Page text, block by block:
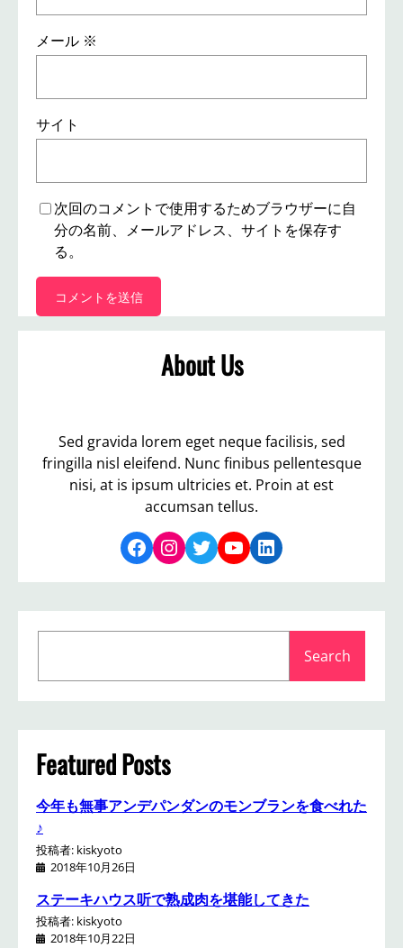
メール ※
サイト
次回のコメントで使用するためブラウザーに自
分の名前、メールアドレス、サイトを保存す
る。
About Us
Sed gravida lorem eget neque facilisis, sed
fringilla nisl eleifend. Nunc finibus pellentesque
nisi, at is ipsum ultricies et. Proin at est
accumsan tellus.
Facebook Instagram Twitter YouTube LinkedIn
a
r
c
h
Search
Featured Posts
今年も無事アンデパンダンのモンブランを食べれた
♪
投稿者: kiskyoto
2018年10月26日
ステーキハウス听で熟成肉を堪能してきた
投稿者: kiskyoto
2018年10月22日